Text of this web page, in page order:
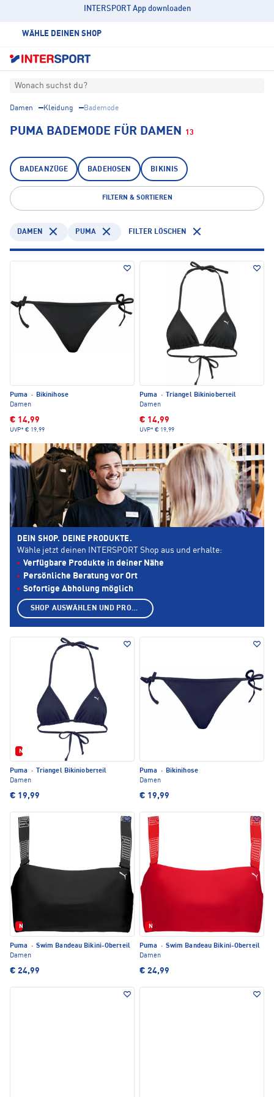
INTERSPORT App downloaden
WÄHLE DEINEN SHOP
Wonach suchst du?
Damen Kleidung Bademode
PUMA BADEMODE FÜR DAMEN 13
BADEANZÜGE BADEHOSEN BIKINIS
FILTERN & SORTIEREN
DAMEN PUMA FILTER LÖSCHEN
Puma ·
Bikinihose
Damen
€ 14,99
UVP* € 19,99
Puma ·
Triangel Bikinioberteil
Damen
€ 14,99
UVP* € 19,99
Neu
Puma ·
Triangel Bikinioberteil
Damen
€ 19,99
Puma · Bikinihose
Damen
€ 19,99
Neu
Puma · Swim Bandeau Bikini-Oberteil
Damen
€ 24,99
Neu
Puma · Swim Bandeau Bikini-Oberteil
Damen
€ 24,99
DEIN SHOP. DEINE PRODUKTE.
Wähle jetzt deinen INTERSPORT Shop aus und erhalte:
Verfügbare Produkte in deiner Nähe
Persönliche Beratung vor Ort
Sofortige Abholung möglich
SHOP AUSWÄHLEN UND PRODUKTE ANZEIGEN